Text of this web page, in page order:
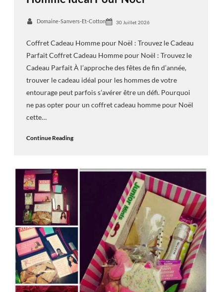
Domaine-Sanvers-Et-Cotton 30 Juillet 2026
Coffret Cadeau Homme pour Noël : Trouvez le Cadeau
Parfait Coffret Cadeau Homme pour Noël : Trouvez le
Cadeau Parfait À l’approche des fêtes de fin d’année,
trouver le cadeau idéal pour les hommes de votre
entourage peut parfois s’avérer être un défi. Pourquoi
ne pas opter pour un coffret cadeau homme pour Noël
cette…
Continue Reading